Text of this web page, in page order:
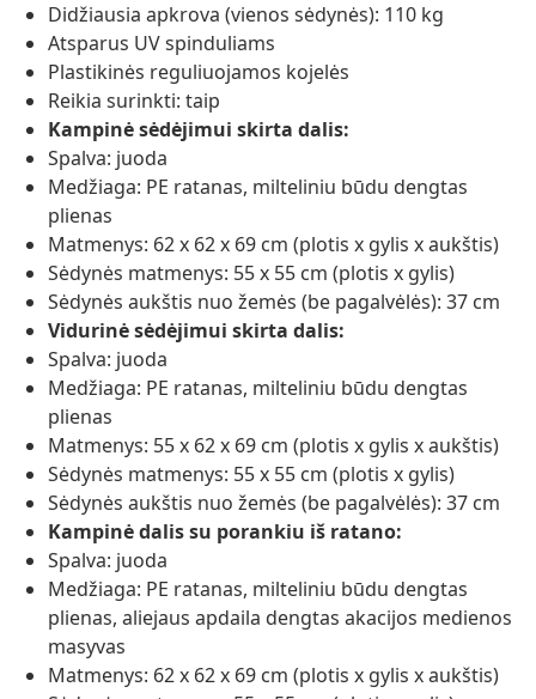
Didžiausia apkrova (vienos sėdynės): 110 kg
Atsparus UV spinduliams
Plastikinės reguliuojamos kojelės
Reikia surinkti: taip
Kampinė sėdėjimui skirta dalis:
Spalva: juoda
Medžiaga: PE ratanas, milteliniu būdu dengtas
plienas
Matmenys: 62 x 62 x 69 cm (plotis x gylis x aukštis)
Sėdynės matmenys: 55 x 55 cm (plotis x gylis)
Sėdynės aukštis nuo žemės (be pagalvėlės): 37 cm
Vidurinė sėdėjimui skirta dalis:
Spalva: juoda
Medžiaga: PE ratanas, milteliniu būdu dengtas
plienas
Matmenys: 55 x 62 x 69 cm (plotis x gylis x aukštis)
Sėdynės matmenys: 55 x 55 cm (plotis x gylis)
Sėdynės aukštis nuo žemės (be pagalvėlės): 37 cm
Kampinė dalis su porankiu iš ratano:
Spalva: juoda
Medžiaga: PE ratanas, milteliniu būdu dengtas
plienas, aliejaus apdaila dengtas akacijos medienos
masyvas
Matmenys: 62 x 62 x 69 cm (plotis x gylis x aukštis)